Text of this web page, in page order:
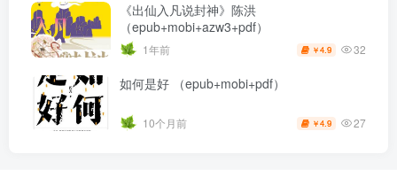
《出仙入凡说封神》陈洪
（epub+mobi+azw3+pdf）
1年前 ￥4.9 32
如何是好 （epub+mobi+pdf）
10个月前 ￥4.9 27